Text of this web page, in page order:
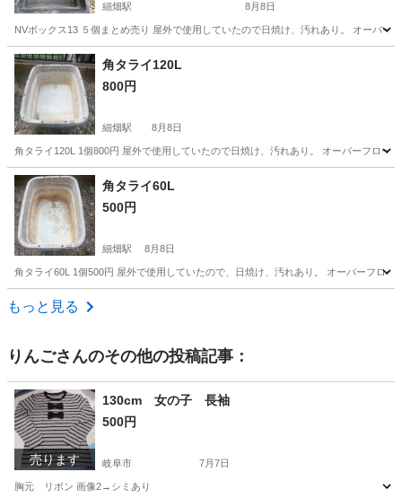
細畑駅 8月8日
NVボックス13 ５個まとめ売り 屋外で使用していたので日焼け、汚れあり。 オーバー
岐阜 岐阜市 細畑駅
角タライ120L
800円
細畑駅 8月8日
角タライ120L 1個800円 屋外で使用していたので日焼け、汚れあり。 オーバーフロー
岐阜 岐阜市 細畑駅
角タライ60L
500円
細畑駅 8月8日
角タライ60L 1個500円 屋外で使用していたので、日焼け、汚れあり。 オーバーフロー
岐阜 岐阜市
もっと見る
りんごさんのその他の投稿記事：
売ります
130cm 女の子 長袖
500円
岐阜市 7月7日
胸元 リボン 画像2→シミあり